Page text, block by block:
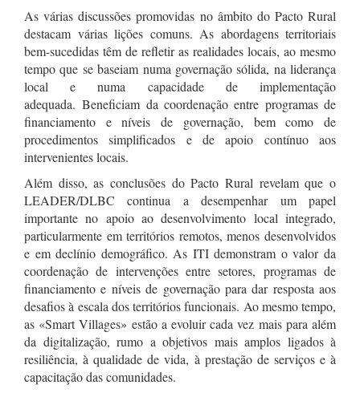
As várias discussões promovidas no âmbito do Pacto Rural
destacam várias lições comuns. As abordagens territoriais
bem-sucedidas têm de refletir as realidades locais, ao mesmo
tempo que se baseiam numa governação sólida, na liderança
local e numa capacidade de implementação
adequada. Beneficiam da coordenação entre programas de
financiamento e níveis de governação, bem como de
procedimentos simplificados e de apoio contínuo aos
intervenientes locais.
Além disso, as conclusões do Pacto Rural revelam que o
LEADER/DLBC continua a desempenhar um papel
importante no apoio ao desenvolvimento local integrado,
particularmente em territórios remotos, menos desenvolvidos
e em declínio demográfico. As ITI demonstram o valor da
coordenação de intervenções entre setores, programas de
financiamento e níveis de governação para dar resposta aos
desafios à escala dos territórios funcionais. Ao mesmo tempo,
as «Smart Villages» estão a evoluir cada vez mais para além
da digitalização, rumo a objetivos mais amplos ligados à
resiliência, à qualidade de vida, à prestação de serviços e à
capacitação das comunidades.